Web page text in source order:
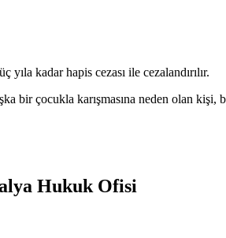
kadar hapis cezası ile cezalandırılır.
çocukla karışmasına neden olan kişi,
Hukuk Ofisi